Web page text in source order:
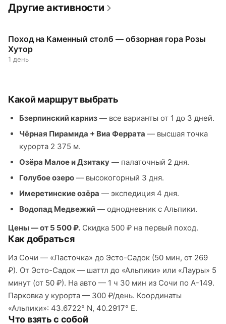
Другие активности
Поход на Каменный столб — обзорная гора Розы
Хутор
1 день
Какой маршрут выбрать
Бзерпинский карниз — все варианты от 1 до 3 дней.
Чёрная Пирамида + Виа Феррата — высшая точка
курорта 2 375 м.
Озёра Малое и Дзитаку — палаточный 2 дня.
Голубое озеро — высокогорный 3 дня.
Имеретинские озёра — экспедиция 4 дня.
Водопад Медвежий — однодневник с Альпики.
Цены — от 5 500 ₽. Скидка 500 ₽ на первый поход.
Как добраться
Из Сочи — «Ласточка» до Эсто-Садок (50 мин, от 269
₽). От Эсто-Садок — шаттл до «Альпики» или «Лауры» 5
минут (от 50 ₽). На авто — 1 ч 30 мин из Сочи по А-149.
Парковка у курорта — 300 ₽/день. Координаты
«Альпики»: 43.6722° N, 40.2917° E.
Что взять с собой